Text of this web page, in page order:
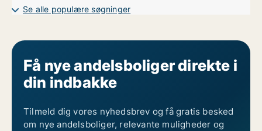
Se alle populære søgninger
Få nye andelsboliger direkte i
din indbakke
Tilmeld dig vores nyhedsbrev og få gratis besked
om nye andelsboliger, relevante muligheder og